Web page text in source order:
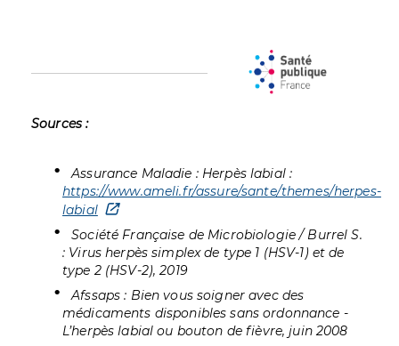
Sources :
Assurance Maladie : Herpès labial :
https://www.ameli.fr/assure/sante/themes/herpes-
labial
Société Française de Microbiologie / Burrel S.
: Virus herpès simplex de type 1 (HSV-1) et de
type 2 (HSV-2), 2019
Afssaps : Bien vous soigner avec des
médicaments disponibles sans ordonnance -
L’herpès labial ou bouton de fièvre, juin 2008